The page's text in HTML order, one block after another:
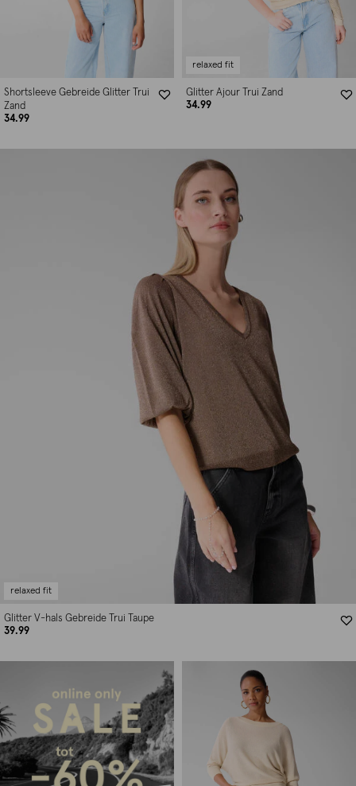
Shortsleeve Gebreide Glitter Trui
Zand
34.99
relaxed fit
Glitter Ajour Trui Zand
34.99
relaxed fit
Glitter V-hals Gebreide Trui Taupe
39.99